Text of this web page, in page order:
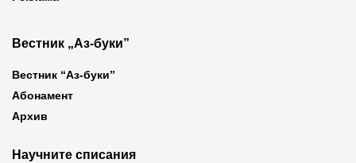
Вестник „Аз-буки”
Вестник “Аз-буки”
Абонамент
Архив
Научните списания